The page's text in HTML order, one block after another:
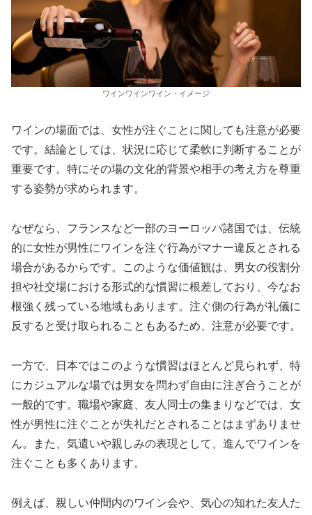
ワインワインワイン・イメージ
ワインの場面では、女性が注ぐことに関しても注意が必要
です。結論としては、状況に応じて柔軟に判断することが
重要です。特にその場の文化的背景や相手の考え方を尊重
する姿勢が求められます。
なぜなら、フランスなど一部のヨーロッパ諸国では、伝統
的に女性が男性にワインを注ぐ行為がマナー違反とされる
場合があるからです。このような価値観は、男女の役割分
担や社交場における形式的な慣習に根差しており、今なお
根強く残っている地域もあります。注ぐ側の行為が礼儀に
反すると受け取られることもあるため、注意が必要です。
一方で、日本ではこのような慣習はほとんど見られず、特
にカジュアルな場では男女を問わず自由に注ぎ合うことが
一般的です。職場や家庭、友人同士の集まりなどでは、女
性が男性に注ぐことが失礼だとされることはまずありませ
ん。また、気遣いや親しみの表現として、進んでワインを
注ぐことも多くあります。
例えば、親しい仲間内のワイン会や、気心の知れた友人た